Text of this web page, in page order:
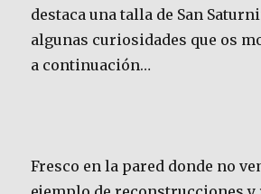
destaca una talla de San
algunas curiosidades que os
a continuación…
Fresco en la pared donde no